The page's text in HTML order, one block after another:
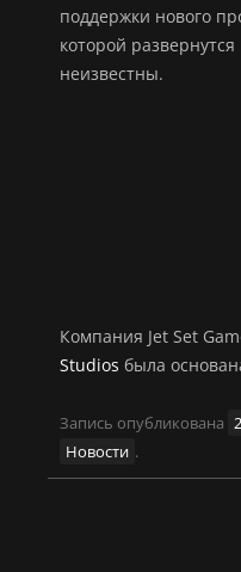
поддержки нового
которой
неизвестны.
Компания Jet Set
Studios была
Запись опубликована
Новости .